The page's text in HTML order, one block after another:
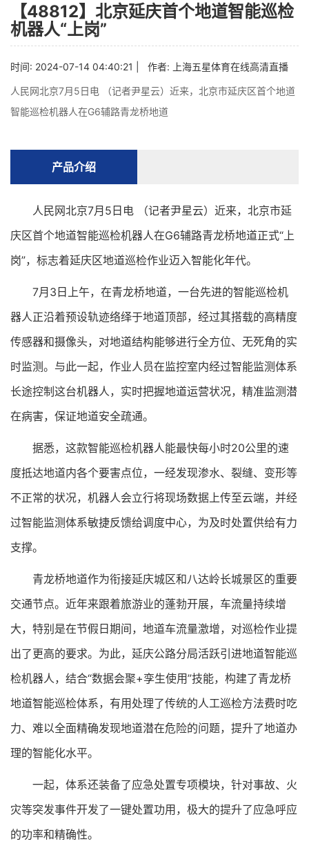
【48812】北京延庆首个地道智能巡检
机器人“上岗”
时间: 2024-07-14 04:40:21 | 作者: 上海五星体育在线高清直播
人民网北京7月5日电 （记者尹星云）近来，北京市延庆区首个地道
智能巡检机器人在G6辅路青龙桥地道
产品介绍
人民网北京7月5日电 （记者尹星云）近来，北京市延
庆区首个地道智能巡检机器人在G6辅路青龙桥地道正式“上
岗”，标志着延庆区地道巡检作业迈入智能化年代。
7月3日上午，在青龙桥地道，一台先进的智能巡检机
器人正沿着预设轨迹络绎于地道顶部，经过其搭载的高精度
传感器和摄像头，对地道结构能够进行全方位、无死角的实
时监测。与此一起，作业人员在监控室内经过智能监测体系
长途控制这台机器人，实时把握地道运营状况，精准监测潜
在病害，保证地道安全疏通。
据悉，这款智能巡检机器人能最快每小时20公里的速
度抵达地道内各个要害点位，一经发现渗水、裂缝、变形等
不正常的状况，机器人会立行将现场数据上传至云端，并经
过智能监测体系敏捷反馈给调度中心，为及时处置供给有力
支撑。
青龙桥地道作为衔接延庆城区和八达岭长城景区的重要
交通节点。近年来跟着旅游业的蓬勃开展，车流量持续增
大，特别是在节假日期间，地道车流量激增，对巡检作业提
出了更高的要求。为此，延庆公路分局活跃引进地道智能巡
检机器人，结合“数据会聚+孪生使用”技能，构建了青龙桥
地道智能巡检体系，有用处理了传统的人工巡检方法费时吃
力、难以全面精确发现地道潜在危险的问题，提升了地道办
理的智能化水平。
一起，体系还装备了应急处置专项模块，针对事故、火
灾等突发事件开发了一键处置功用，极大的提升了应急呼应
的功率和精确性。